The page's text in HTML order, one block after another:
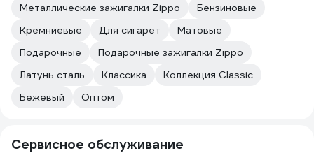
Металлические зажигалки Zippo
Бензиновые
Кремниевые
Для сигарет
Матовые
Подарочные
Подарочные зажигалки Zippo
Латунь сталь
Классика
Коллекция Classic
Бежевый
Оптом
Сервисное обслуживание